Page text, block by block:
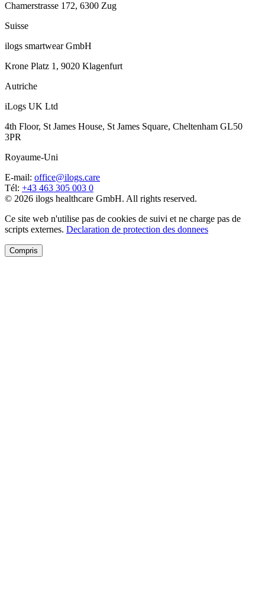
Chamerstrasse 172, 6300 Zug
Suisse
ilogs smartwear GmbH
Krone Platz 1, 9020 Klagenfurt
Autriche
iLogs UK Ltd
4th Floor, St James House, St James Square, Cheltenham GL50
3PR
Royaume-Uni
E-mail: office@ilogs.care
Tél: +43 463 305 003 0
© 2026 ilogs healthcare GmbH. All rights reserved.
Ce site web n'utilise pas de cookies de suivi et ne charge pas de
scripts externes. Declaration de protection des donnees
Compris